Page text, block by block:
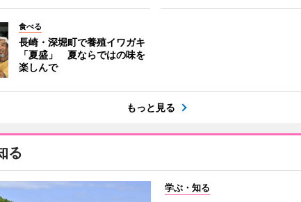
食べる
長崎・深堀町で養殖イワガキ
「夏盛」 夏ならではの味を
楽しんで
もっと見る
る
学ぶ・知る